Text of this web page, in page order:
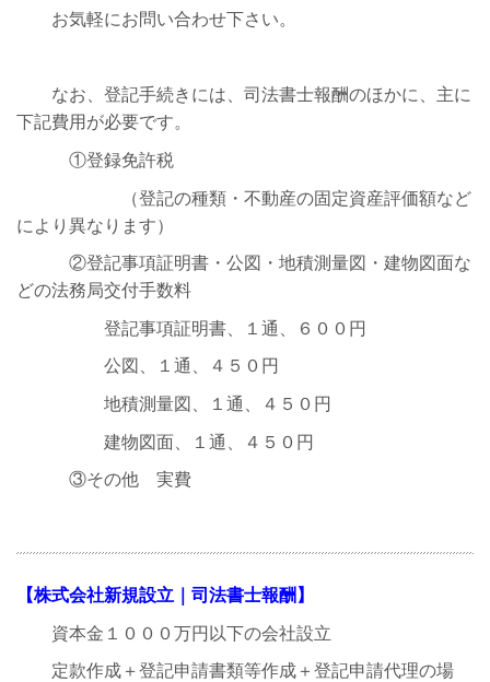
お気軽にお問い合わせ下さい。
なお、登記手続きには、司法書士報酬のほかに、主に
下記費用が必要です。
①登録免許税
（登記の種類・不動産の固定資産評価額など
により異なります）
②登記事項証明書・公図・地積測量図・建物図面な
どの法務局交付手数料
登記事項証明書、１通、６００円
公図、１通、４５０円
地積測量図、１通、４５０円
建物図面、１通、４５０円
③その他 実費
【株式会社新規設立｜司法書士報酬】
資本金１０００万円以下の会社設立
定款作成＋登記申請書類等作成＋登記申請代理の場